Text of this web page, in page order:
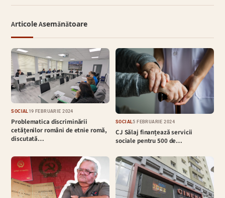
Articole Asemănătoare
SOCIAL19 FEBRUARIE 2024
Problematica discriminării
cetăţenilor români de etnie romă,
discutată…
SOCIAL5 FEBRUARIE 2024
CJ Sălaj finanțează servicii
sociale pentru 500 de…